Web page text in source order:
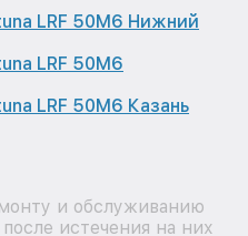
LRF 50M6 Нижний
LRF 50M6
LRF 50M6 Казань
и обслуживанию
истечения на них